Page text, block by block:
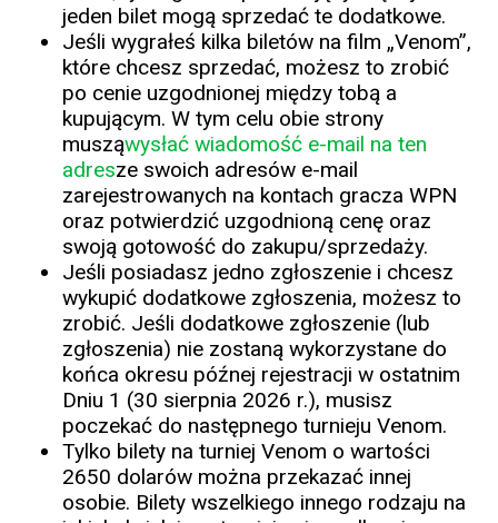
jeden bilet mogą sprzedać te dodatkowe.
Jeśli wygrałeś kilka biletów na film „Venom”,
które chcesz sprzedać, możesz to zrobić
po cenie uzgodnionej między tobą a
kupującym. W tym celu obie strony
musząwysłać wiadomość e-mail na ten
adresze swoich adresów e-mail
zarejestrowanych na kontach gracza WPN
oraz potwierdzić uzgodnioną cenę oraz
swoją gotowość do zakupu/sprzedaży.
Jeśli posiadasz jedno zgłoszenie i chcesz
wykupić dodatkowe zgłoszenia, możesz to
zrobić. Jeśli dodatkowe zgłoszenie (lub
zgłoszenia) nie zostaną wykorzystane do
końca okresu późnej rejestracji w ostatnim
Dniu 1 (30 sierpnia 2026 r.), musisz
poczekać do następnego turnieju Venom.
Tylko bilety na turniej Venom o wartości
2650 dolarów można przekazać innej
osobie. Bilety wszelkiego innego rodzaju na